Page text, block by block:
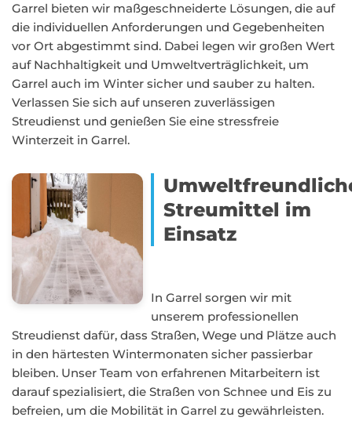
Garrel bieten wir maßgeschneiderte Lösungen, die auf
die individuellen Anforderungen und Gegebenheiten
vor Ort abgestimmt sind. Dabei legen wir großen Wert
auf Nachhaltigkeit und Umweltverträglichkeit, um
Garrel auch im Winter sicher und sauber zu halten.
Verlassen Sie sich auf unseren zuverlässigen
Streudienst und genießen Sie eine stressfreie
Winterzeit in Garrel.
Streumittel im
Einsatz
In Garrel sorgen wir mit
unserem professionellen
Streudienst dafür, dass Straßen, Wege und Plätze auch
in den härtesten Wintermonaten sicher passierbar
bleiben. Unser Team von erfahrenen Mitarbeitern ist
darauf spezialisiert, die Straßen von Schnee und Eis zu
befreien, um die Mobilität in Garrel zu gewährleisten.